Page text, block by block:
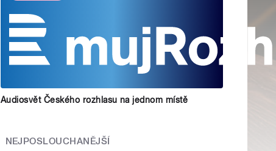
Audiosvět Českého rozhlasu na jednom místě
NEJPOSLOUCHANĚJŠÍ